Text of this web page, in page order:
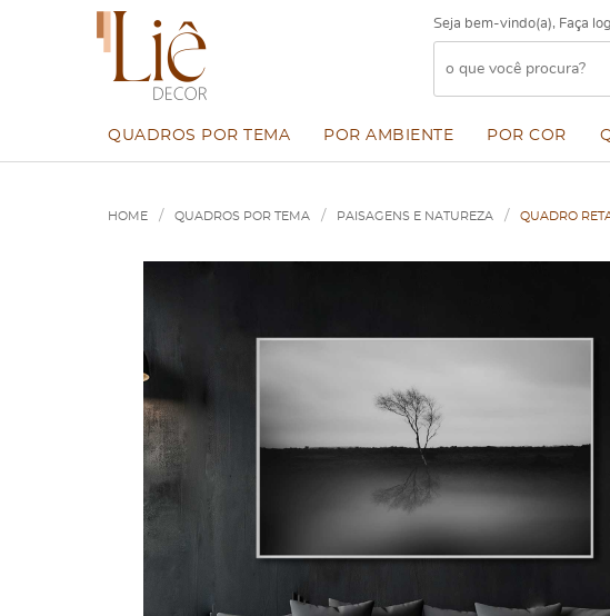
Seja bem-vindo(a), Faça
QUADROS POR TEMA POR AMBIENTE POR COR
HOME QUADROS POR TEMA PAISAGENS E NATUREZA QUADRO